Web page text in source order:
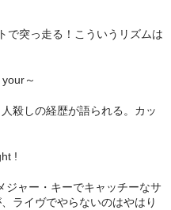
で突っ走る！こういうリズムは
～
殺しの経歴が語られる。カッ
!
ジャー・キーでキャッチーなサ
ライヴでやらないのはやはり